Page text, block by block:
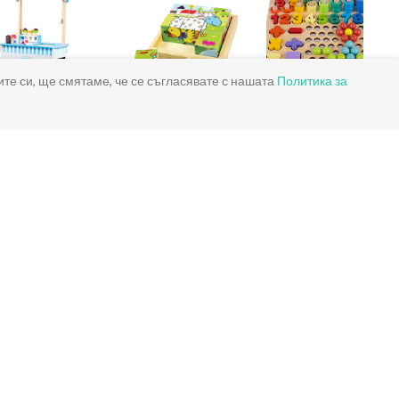
си, ще смятаме, че се съгласявате с нашата Политика за